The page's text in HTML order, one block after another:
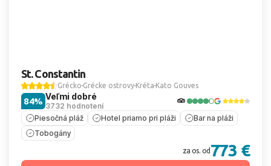
St. Constantin
Grécko Grécke ostrovy Kréta Kato Gouves
Veľmi dobré
3732 hodnotení
84%
Piesočná pláž Hotel priamo pri pláži
Bar na pláži
Tobogány
za os. od 773 €